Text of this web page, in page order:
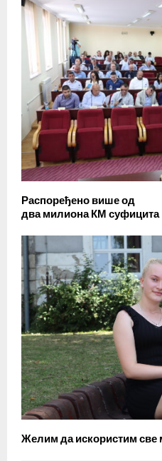
Распоређено више од
два милиона КМ суфицита
Желим да искористим све